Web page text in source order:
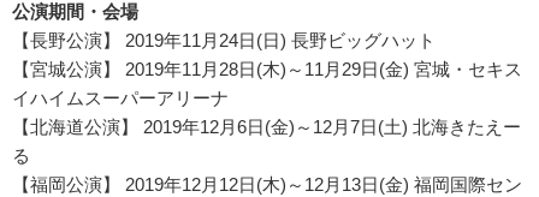
公演期間・会場
【長野公演】 2019年11月24日(日) 長野ビッグハット
【宮城公演】 2019年11月28日(木)～11月29日(金) 宮城・セキス
イハイムスーパーアリーナ
【北海道公演】 2019年12月6日(金)～12月7日(土) 北海きたえー
る
【福岡公演】 2019年12月12日(木)～12月13日(金) 福岡国際セン